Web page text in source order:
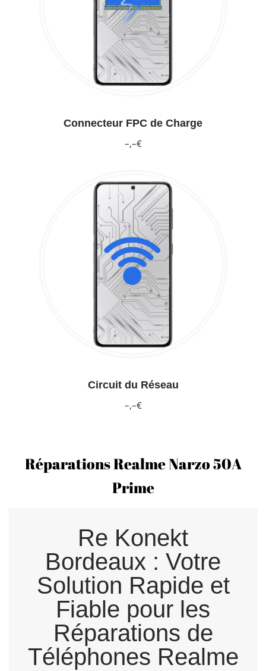
Connecteur FPC de Charge
–,–€
Circuit du Réseau
–,–€
Réparations Realme Narzo 50A
Prime
Re Konekt
Bordeaux : Votre
Solution Rapide et
Fiable pour les
Réparations de
Téléphones Realme